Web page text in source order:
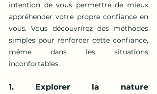
intention de vous permettre de mieux
appréhender votre propre confiance en
vous. Vous découvrirez des méthodes
simples pour renforcer cette confiance,
même dans les situations
inconfortables.
1. Explorer la nature